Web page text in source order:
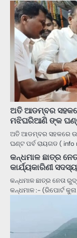
ଅତି ଆଡମ୍ବର ସହକରେ
ମଝିଘରିଆଣି ଙ୍କ
ଅତି ଆଡମ୍ବର ସହକରେ
ଘଣ୍ଟ ପର୍ବ ରାୟଗଡ ( info
କନ୍ଧମାଳ ଛାତ୍ର
କାର୍ଯ୍ୟକାରିଣୀ ସଦସ୍ୟ
କନ୍ଧମାଳ ଛାତ୍ର ନେତା
କନ୍ଧମାଳ :- (ରିପୋର୍ଟ